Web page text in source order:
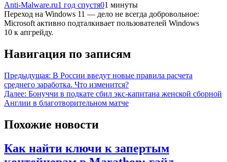
Anti-Malware.ru1 год спустя01 минуты
Переход на Windows 11 — дело не всегда добровольное:
Microsoft активно подталкивает пользователей Windows
10 к апгрейду.
Навигация по записям
Предыдущая: В России введут новые правила расчета
среднего заработка. Что изменится?
Далее: Бонуччи в подкате сбил экс‑капитана женской сборной
Англии в благотворительном матче
Похожие новости
Как найти ключи к запертым